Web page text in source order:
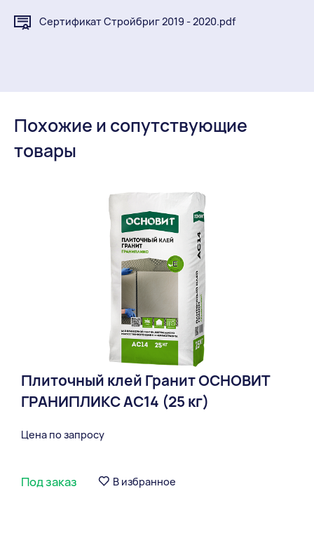
Сертификат Стройбриг 2019 - 2020.pdf
Похожие и сопутствующие
товары
Плиточный клей Гранит ОСНОВИТ
ГРАНИПЛИКС AC14 (25 кг)
Цена по запросу
Под заказ В избранное